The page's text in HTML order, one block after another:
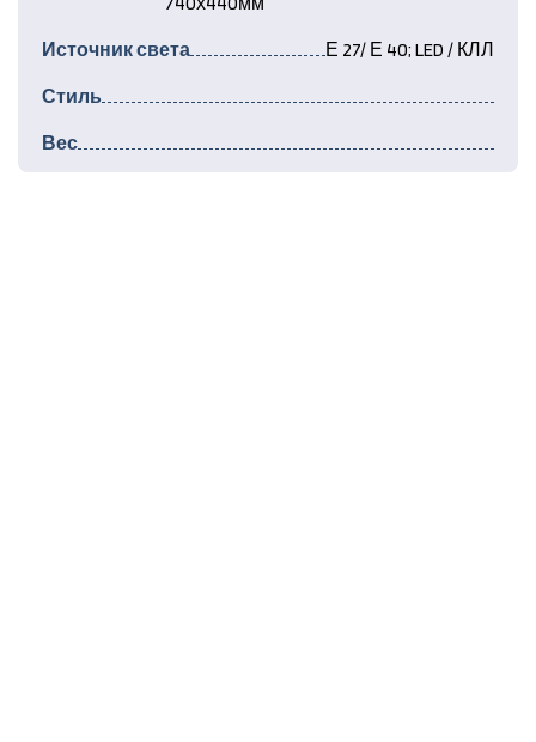
Источник света Е 27/ Е 40; LED / КЛЛ
Стиль
Вес